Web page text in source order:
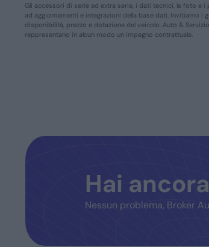
Gli accessori di serie ed extra serie, i dati tecnici, le foto
ad aggiornamenti e integrazioni della base dati. Invitiamo
disponibilità, prezzo e dotazione del veicolo. Auto &
reppresentano in alcun modo un impegno contrattuale.
Hai
Nessun problema, Broker